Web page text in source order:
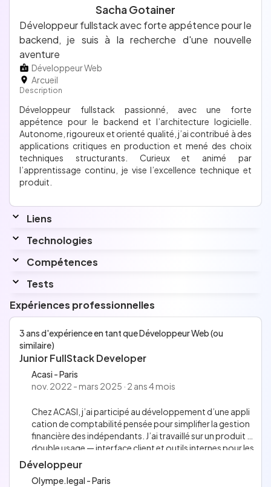
Expériences professionnelles
3 ans d'expérience en tant que Développeur Web (ou
similaire)
Junior FullStack Developer
Acasi - Paris
nov. 2022 - mars 2025 · 2 ans 4 mois
Chez ACASI, j’ai participé au développement d’une appli
cation de comptabilité pensée pour simplifier la gestion
financière des indépendants. J’ai travaillé sur un produit à
double usage — interface client et outils internes pour les
coachs comptables — tout en assurant sa stabilité en pr
oduction sur des sujets sensibles. J’y ai renforcé ma rigue
ur technique grâce à une forte culture qualité : tests auto
Développeur
Olympe.legal - Paris
Sacha Gotainer
Développeur fullstack avec forte appétence pour le
backend, je suis à la recherche d'une nouvelle
aventure
Développeur Web
Arcueil
Description
Développeur fullstack passionné, avec une forte
appétence pour le backend et l’architecture logicielle.
Autonome, rigoureux et orienté qualité, j’ai contribué à des
applications critiques en production et mené des choix
techniques structurants. Curieux et animé par
l’apprentissage continu, je vise l’excellence technique et
produit.
Liens
Aucune information n'a été renseignée pour
Technologies
Compétences
Je suis intéressé par d'autre langages backend(Golang,
Langues
Anglais
Espagnol
Tests
Aucune information n'a été renseignée pour